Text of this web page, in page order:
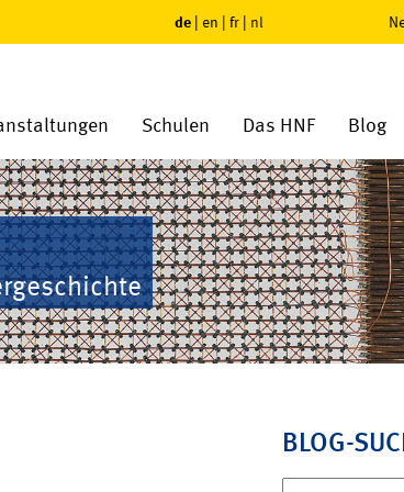
de | en | fr | nl
Schulen Das HNF Blog
BLOG-